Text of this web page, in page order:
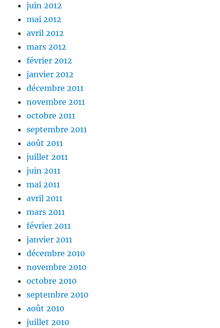
juin 2012
mai 2012
avril 2012
mars 2012
février 2012
janvier 2012
décembre 2011
novembre 2011
octobre 2011
septembre 2011
août 2011
juillet 2011
juin 2011
mai 2011
avril 2011
mars 2011
février 2011
janvier 2011
décembre 2010
novembre 2010
octobre 2010
septembre 2010
août 2010
juillet 2010